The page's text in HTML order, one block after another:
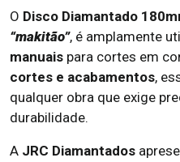
O Disco Diamantado
“makitão”, é amplamente
manuais para cortes em
cortes e acabamentos,
qualquer obra que exige
durabilidade.
A JRC Diamantados